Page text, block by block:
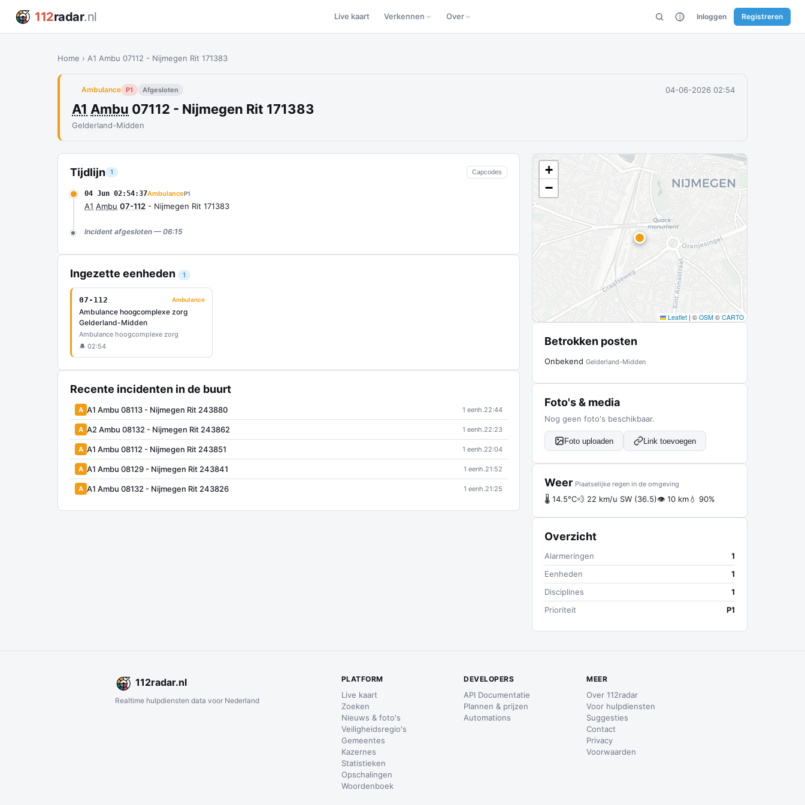
112radar.nl Live kaart Verkennen Over Inloggen Registreren
Home › A1 Ambu 07112 - Nijmegen Rit 171383
Ambulance P1 Afgesloten 04-06-2026 02:54
A1 Ambu 07112 - Nijmegen Rit 171383
Gelderland-Midden
Tijdlijn 1 Capcodes
04 Jun 02:54:37AmbulanceP1
A1 Ambu 07-112 - Nijmegen Rit 171383
Incident afgesloten — 06:15
Ingezette eenheden 1
07-112 Ambulance
Ambulance hoogcomplexe zorg
Gelderland-Midden
Ambulance hoogcomplexe zorg
🔔 02:54
Recente incidenten in de buurt
A A1 Ambu 08113 - Nijmegen Rit 243880 1 eenh.22:44
A A2 Ambu 08132 - Nijmegen Rit 243862 1 eenh.22:23
A A1 Ambu 08112 - Nijmegen Rit 243851 1 eenh.22:04
A A1 Ambu 08129 - Nijmegen Rit 243841 1 eenh.21:52
A A1 Ambu 08132 - Nijmegen Rit 243826 1 eenh.21:25
+
−
Leaflet | © OSM © CARTO
Betrokken posten
Onbekend Gelderland-Midden
Foto's & media
Nog geen foto's beschikbaar.
Foto uploaden Link toevoegen
Weer Plaatselijke regen in de omgeving
🌡 14.5°C💨 22 km/u SW (36.5)👁 10 km💧 90%
Overzicht
Alarmeringen
1
Eenheden
1
Disciplines
1
Prioriteit
P1
112radar.nl
Realtime hulpdiensten data voor Nederland
PLATFORM
Live kaart
Zoeken
Nieuws & foto's
Veiligheidsregio's
Gemeentes
Kazernes
Statistieken
Opschalingen
Woordenboek
DEVELOPERS
API Documentatie
Plannen & prijzen
Automations
MEER
Over 112radar
Voor hulpdiensten
Suggesties
Contact
Privacy
Voorwaarden